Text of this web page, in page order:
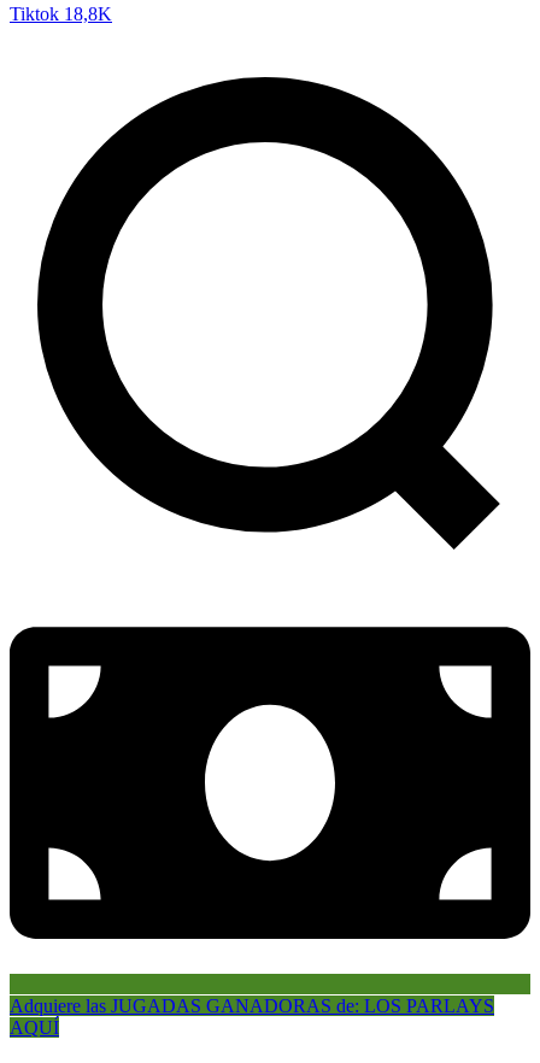
Tiktok 18,8K
Adquiere las JUGADAS GANADORAS de: LOS PARLAYS
AQUÍ